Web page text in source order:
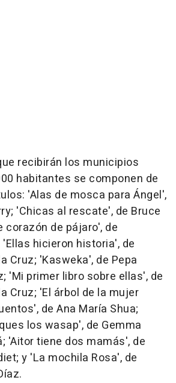
recibirán los municipios
habitantes se componen de
'Alas de mosca para Ángel',
'Chicas al rescate', de Bruce
corazón de pájaro', de
hicieron historia', de
Cruz; 'Kasweka', de Pepa
'Mi primer libro sobre ellas', de
Cruz; 'El árbol de la mujer
de Ana María Shua;
los wasap', de Gemma
'Aitor tiene dos mamás', de
y 'La mochila Rosa', de